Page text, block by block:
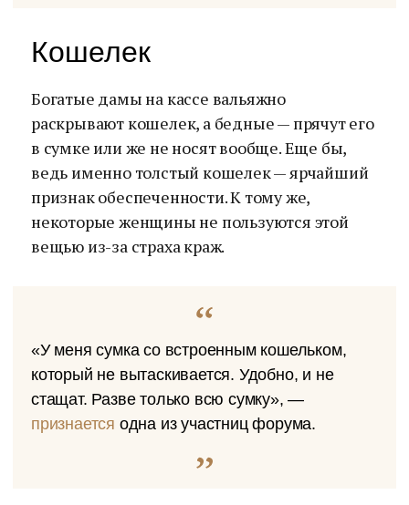
Кошелек
Богатые дамы на кассе вальяжно
раскрывают кошелек, а бедные — прячут его
в сумке или же не носят вообще. Еще бы,
ведь именно толстый кошелек — ярчайший
признак обеспеченности. К тому же,
некоторые женщины не пользуются этой
вещью из-за страха краж.
«У меня сумка со встроенным кошельком,
который не вытаскивается. Удобно, и не
стащат. Разве только всю сумку», —
признается одна из участниц форума.